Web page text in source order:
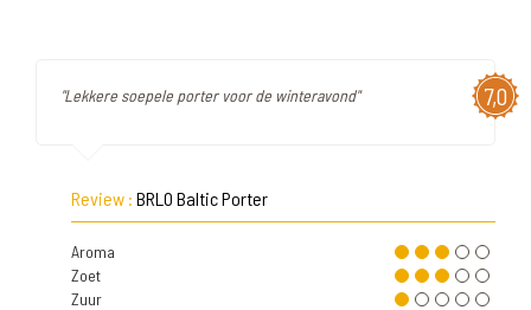
7,0
"Lekkere soepele porter voor de winteravond"
Review : BRLO Baltic Porter
Aroma
Zoet
Zuur